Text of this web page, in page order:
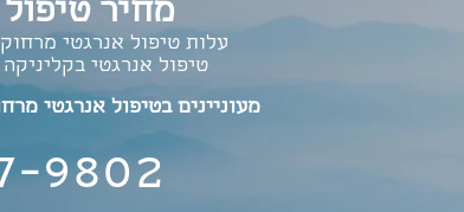
מחיר
עלות טיפול אנרגטי מרחוק
טיפול אנרגטי בקליניקה /
מעוניינים בטיפול אנרגטי
9802